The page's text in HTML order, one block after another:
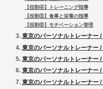
【役割④】トレーニング指導
【役割⑤】食事と栄養の指導
【役割⑥】モチベーション管理
東京のパーソナルトレーナー /
東京のパーソナルトレーナー
東京のパーソナルトレーナー
東京のパーソナルトレーナー
東京のパーソナルトレーナー